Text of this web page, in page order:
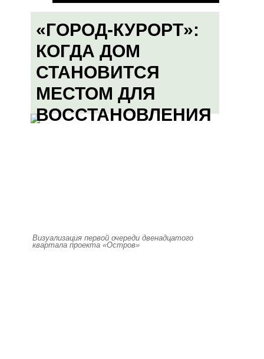
«ГОРОД-КУРОРТ»:
КОГДА ДОМ
СТАНОВИТСЯ
МЕСТОМ ДЛЯ
ВОССТАНОВЛЕНИЯ
Визуализация первой очереди двенадцатого
квартала проекта «Остров»